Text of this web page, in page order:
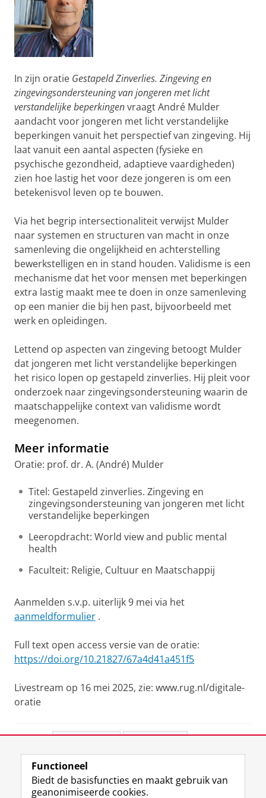
In zijn oratie Gestapeld Zinverlies. Zingeving en
zingevingsondersteuning van jongeren met licht
verstandelijke beperkingenvraagt André Mulder
aandacht voor jongeren met licht verstandelijke
beperkingen vanuit het perspectief van zingeving. Hij
laat vanuit een aantal aspecten (fysieke en
psychische gezondheid, adaptieve vaardigheden)
zien hoe lastig het voor deze jongeren is om een
betekenisvol leven op te bouwen.
Via het begrip intersectionaliteit verwijst Mulder
naar systemen en structuren van macht in onze
samenleving die ongelijkheid en achterstelling
bewerkstelligen en in stand houden. Validisme is een
mechanisme dat het voor mensen met beperkingen
extra lastig maakt mee te doen in onze samenleving
op een manier die bij hen past, bijvoorbeeld met
werk en opleidingen.
Lettend op aspecten van zingeving betoogt Mulder
dat jongeren met licht verstandelijke beperkingen
het risico lopen op gestapeld zinverlies. Hij pleit voor
onderzoek naar zingevingsondersteuning waarin de
maatschappelijke context van validisme wordt
meegenomen.
Meer informatie
Oratie: prof. dr. A. (André) Mulder
Titel: Gestapeld zinverlies. Zingeving en
zingevingsondersteuning van jongeren met licht
verstandelijke beperkingen
Leeropdracht: World view and public mental
health
Faculteit: Religie, Cultuur en Maatschappij
Aanmelden s.v.p. uiterlijk 9 mei via het
aanmeldformulier .
Full text open access versie van de oratie:
https://doi.org/10.21827/67a4d41a451f5
Livestream op 16 mei 2025, zie: www.rug.nl/digitale-
oratie
View this page in:English
Functioneel
Biedt de basisfuncties en maakt gebruik van
geanonimiseerde cookies.